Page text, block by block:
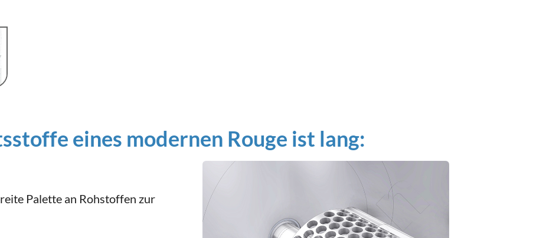
eines modernen Rouge ist lang:
Palette an Rohstoffen zur